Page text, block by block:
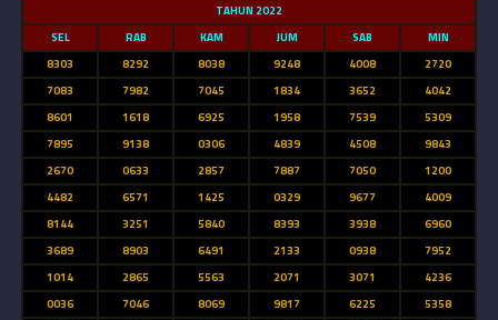
TAHUN 2022
SEL
RAB KAM JUM SAB
MIN
8303
8292 8038 9248 4008
2720
7083
7982 7045 1834 3652
4042
8601
1618 6925 1958 7539
5309
7895
9138 0306 4839 4508
9843
2670
0633 2857 7887 7050
1200
4482
6571 1425 0329 9677
4009
8144
3251 5840 8393 3938
6960
3689
8903 6491 2133 0938
7952
1014
2865 5563 2071 3071
4236
0036
7046 8069 9817 6225
5358